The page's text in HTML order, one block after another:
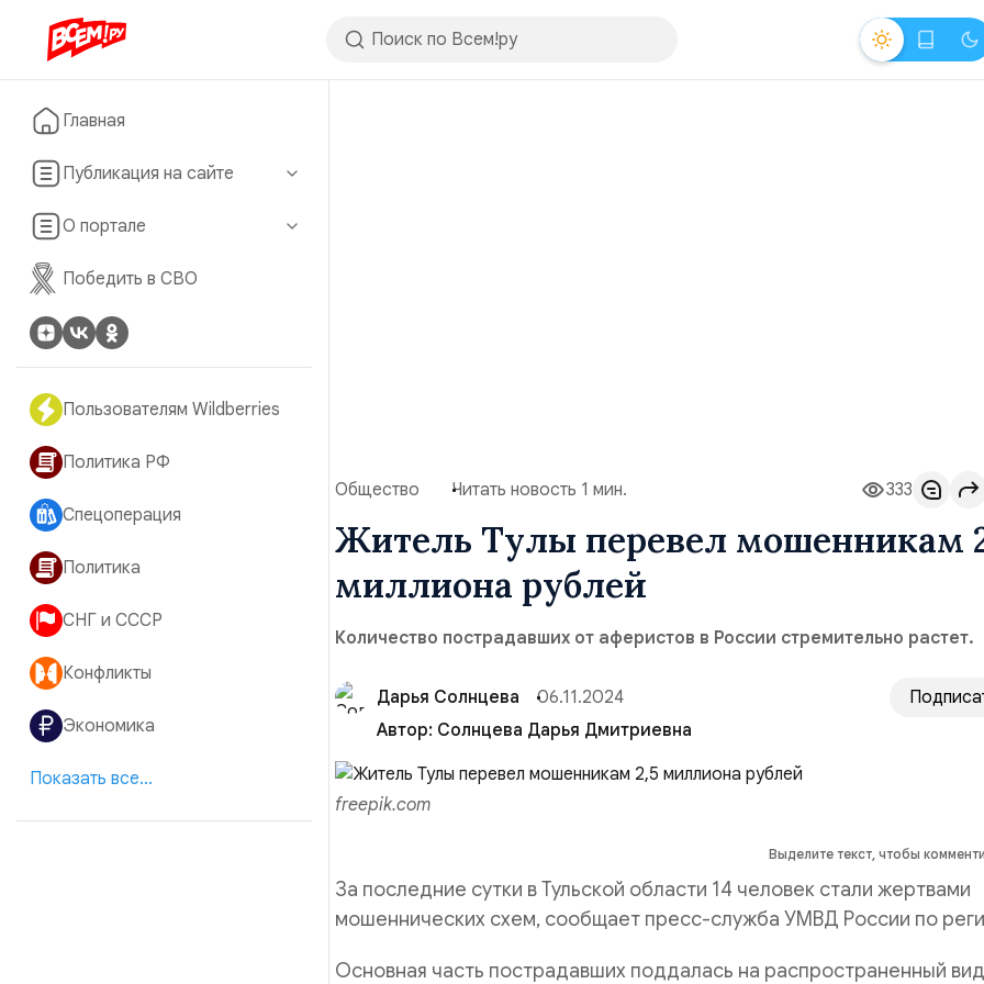
Главная
Публикация на сайте
О портале
Победить в СВО
Пользователям Wildberries
Политика РФ
Спецоперация
Политика
СНГ и СССР
Конфликты
Экономика
Показать все...
Общество Читать новость 1 мин. 333
Житель Тулы перевел мошенникам
миллиона рублей
Количество пострадавших от аферистов в России стремительно растет.
Дарья Солнцева 06.11.2024
Автор:
Солнцева Дарья Дмитриевна
freepik.com
Выделите текст, чтобы
За последние сутки в Тульской области 14 человек стали жертвами
мошеннических схем, сообщает пресс-служба УМВД России по
Основная часть пострадавших поддалась на распространенный вид